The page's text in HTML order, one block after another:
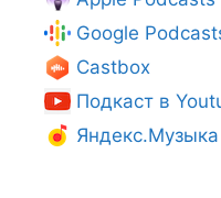
Google
Castbox
Подкаст в
Яндекс.Музыка